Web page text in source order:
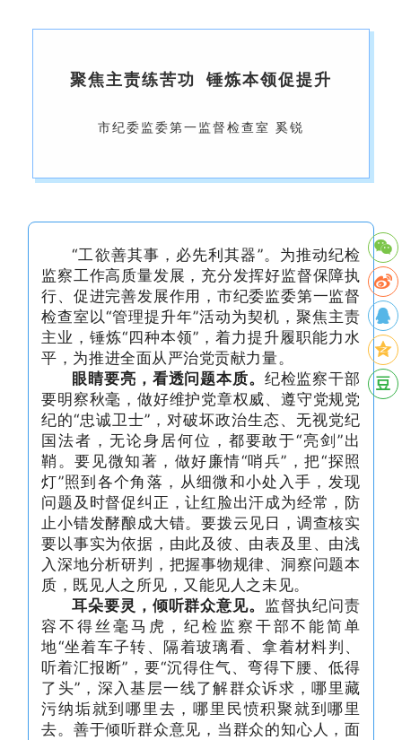
聚焦主责练苦功 锤炼本领促提升
市纪委监委第一监督检查室 奚锐
“工欲善其事，必先利其器”。为推动纪检
监察工作高质量发展，充分发挥好监督保障执
行、促进完善发展作用，市纪委监委第一监督
检查室以“管理提升年”活动为契机，聚焦主责
主业，锤炼“四种本领”，着力提升履职能力水
平，为推进全面从严治党贡献力量。
眼睛要亮，看透问题本质。 纪检监察干部
要明察秋毫，做好维护党章权威、遵守党规党
纪的“忠诚卫士”，对破坏政治生态、无视党纪
国法者，无论身居何位，都要敢于“亮剑”出
鞘。要见微知著，做好廉情“哨兵”，把“探照
灯”照到各个角落，从细微和小处入手，发现
问题及时督促纠正，让红脸出汗成为经常，防
止小错发酵酿成大错。要拨云见日，调查核实
要以事实为依据，由此及彼、由表及里、由浅
入深地分析研判，把握事物规律、洞察问题本
质，既见人之所见，又能见人之未见。
耳朵要灵，倾听群众意见。
监督执纪问责
容不得丝毫马虎，纪检监察干部不能简单
地“坐着车子转、隔着玻璃看、拿着材料判、
听着汇报断”，要“沉得住气、弯得下腰、低得
了头”，深入基层一线了解群众诉求，哪里藏
污纳垢就到哪里去，哪里民愤积聚就到哪里
去。善于倾听群众意见，当群众的知心人，面